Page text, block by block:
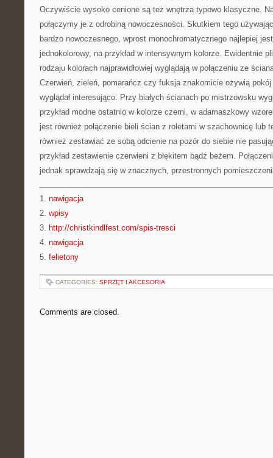
Oczywiście wysoko cenione są też wnętrza typowo klasyczne.
połączymy je z odrobiną nowoczesności. Skutkiem tego
bardzo nowoczesnego, wprost monochromatycznego najlepiej
jednokolorowy, na przykład w intensywnym kolorze. Ewidentnie
rodzaju kolorach najprawidłowiej wyglądają w połączeniu ze
Czerwień, zieleń, pomarańcz czy fuksja znakomicie ożywią
wyglądał interesująco. Przy białych ścianach po mistrzowsku
przykład modne ostatnio w kolorze czerni, w adamaszkowy
jest również połączenie bieli ścian z roletami w szachownicę lub
również zestawiać ze sobą odcienie na pozór do siebie nie
przykład zestawienie czerwieni z błękitem bądź beżem.
jednak sprawdzają się w znacznych, przestronnych
1. nawigacja
2. wpisy
3. http://christkindlfest.com/spis-tresci
4. nawigacja
5. felietony
CATEGORIES: SPRZĘT I AKCESORIA
Comments are closed.